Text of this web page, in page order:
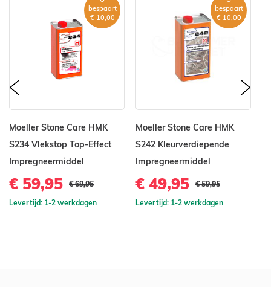
Moeller Stone Care HMK
S234 Vlekstop Top-Effect
Impregneermiddel
bespaart
€ 10,00
€ 59,95 € 69,95
Levertijd: 1-2 werkdagen
Moeller Stone Care HMK
S242 Kleurverdiepende
Impregneermiddel
bespaart
€ 10,00
€ 49,95 € 59,95
Levertijd: 1-2 werkdagen